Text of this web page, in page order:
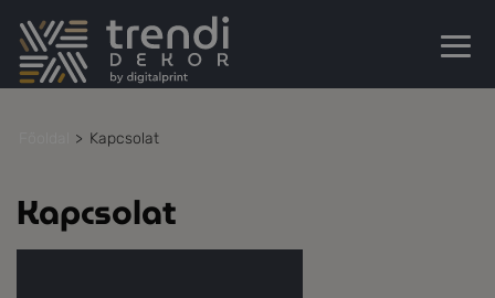
Kapcsolat
Kapcsolat